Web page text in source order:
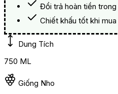
Đổi trả hoàn tiền
Chiết khấu tốt khi
Dung Tích
750 ML
Giống Nho